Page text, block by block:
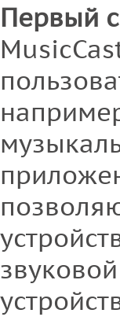
Первый